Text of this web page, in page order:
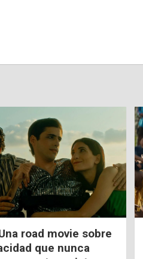
road movie sobre
que nunca